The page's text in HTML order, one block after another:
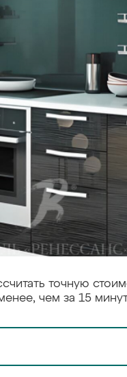
точную
чем за 15